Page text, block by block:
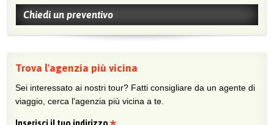
Chiedi un preventivo
Trova l'agenzia più vicina
Sei interessato ai nostri tour? Fatti consigliare da un agente di
viaggio, cerca l'agenzia più vicina a te.